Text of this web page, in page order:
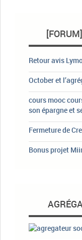
Retour avis
October et
cours mooc
son épargne et
Fermeture de
Bonus projet